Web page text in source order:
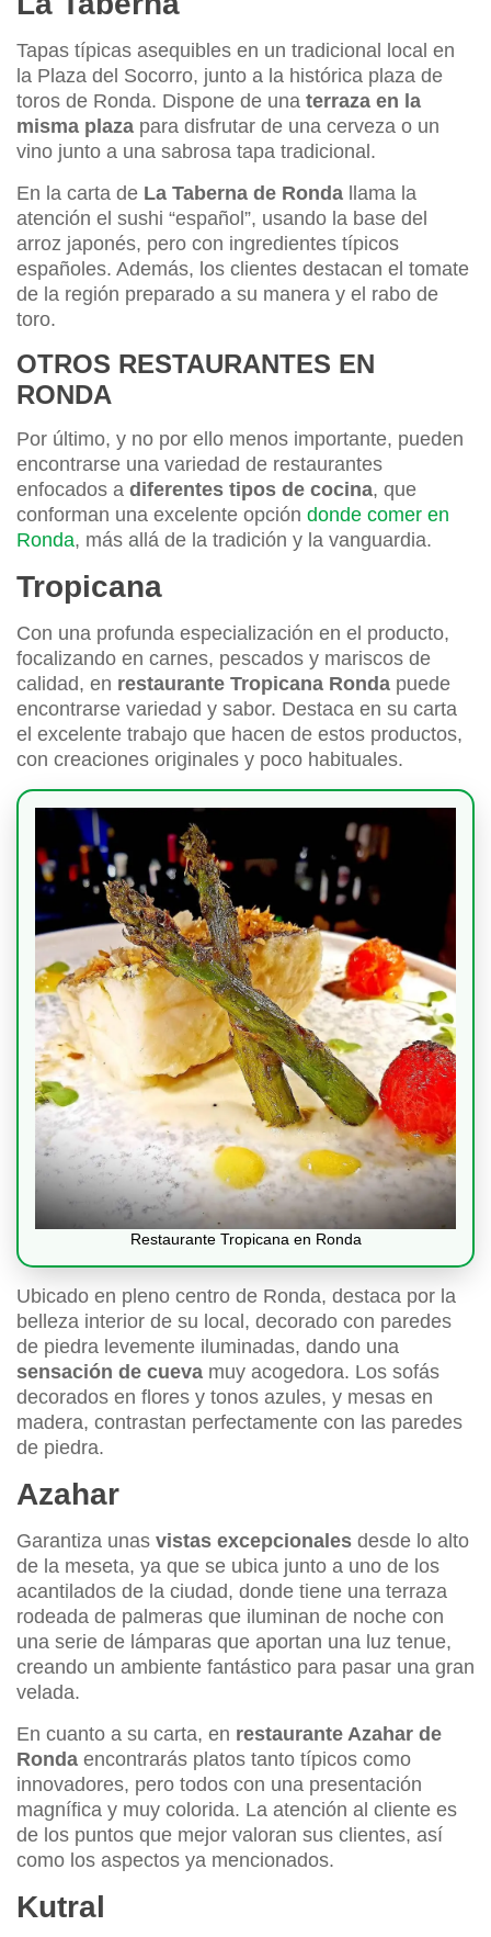
Tapas típicas asequibles en un tradicional local en
la Plaza del Socorro, junto a la histórica plaza de
toros de Ronda. Dispone de una terraza en la
misma plaza para disfrutar de una cerveza o un
vino junto a una sabrosa tapa tradicional.
En la carta de La Taberna de Ronda llama la
atención el sushi “español”, usando la base del
arroz japonés, pero con ingredientes típicos
españoles. Además, los clientes destacan el tomate
de la región preparado a su manera y el rabo de
toro.
OTROS RESTAURANTES EN
RONDA
Por último, y no por ello menos importante, pueden
encontrarse una variedad de restaurantes
enfocados a diferentes tipos de cocina, que
conforman una excelente opción donde comer en
Ronda, más allá de la tradición y la vanguardia.
Tropicana
Con una profunda especialización en el producto,
focalizando en carnes, pescados y mariscos de
calidad, en restaurante Tropicana Ronda puede
encontrarse variedad y sabor. Destaca en su carta
el excelente trabajo que hacen de estos productos,
con creaciones originales y poco habituales.
Restaurante Tropicana en Ronda
Ubicado en pleno centro de Ronda, destaca por la
belleza interior de su local, decorado con paredes
de piedra levemente iluminadas, dando una
sensación de cueva muy acogedora. Los sofás
decorados en flores y tonos azules, y mesas en
madera, contrastan perfectamente con las paredes
de piedra.
Azahar
Garantiza unas vistas excepcionales desde lo alto
de la meseta, ya que se ubica junto a uno de los
acantilados de la ciudad, donde tiene una terraza
rodeada de palmeras que iluminan de noche con
una serie de lámparas que aportan una luz tenue,
creando un ambiente fantástico para pasar una gran
velada.
En cuanto a su carta, en restaurante Azahar de
Ronda encontrarás platos tanto típicos como
innovadores, pero todos con una presentación
magnífica y muy colorida. La atención al cliente es
de los puntos que mejor valoran sus clientes, así
como los aspectos ya mencionados.
Kutral